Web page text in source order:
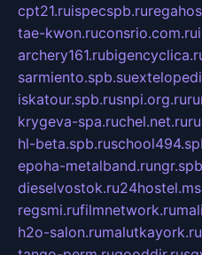
cpt21.ruispecspb.ru
tae-kwon.ruconsrio.com.ru
archery161.ru
sarmiento.spb.su
iskatour.spb.rusnpi.org.ru
krygeva-spa.ruchel.net.ru
hl-beta.spb.ru
epoha-metalband.ru
dieselvostok.ru
regsmi.rufilmnetwork.ru
h2o-salon.rumalutkayork.ru